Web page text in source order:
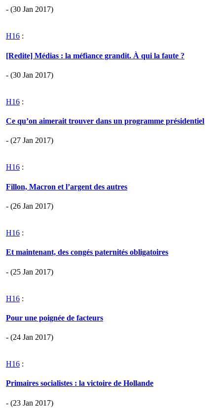
- (30 Jan 2017)
H16 :
[Redite] Médias : la méfiance grandit. À qui la faute ?
- (30 Jan 2017)
H16 :
Ce qu’on aimerait trouver dans un programme présidentiel
- (27 Jan 2017)
H16 :
Fillon, Macron et l’argent des autres
- (26 Jan 2017)
H16 :
Et maintenant, des congés paternités obligatoires
- (25 Jan 2017)
H16 :
Pour une poignée de facteurs
- (24 Jan 2017)
H16 :
Primaires socialistes : la victoire de Hollande
- (23 Jan 2017)